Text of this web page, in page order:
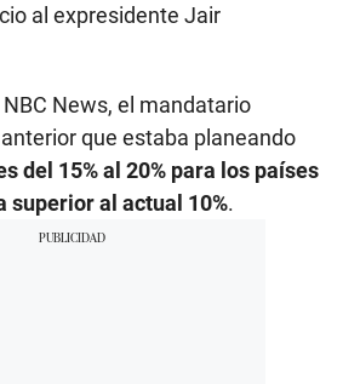
al expresidente Jair
News, el mandatario
que estaba planeando
del 15% al ​​20% para los países
superior al actual 10%.